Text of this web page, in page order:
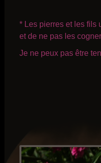
* Les pierres et les fils
et de ne pas les
Je ne peux pas être